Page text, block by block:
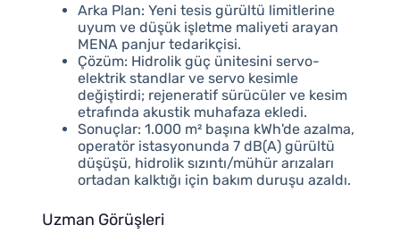
Arka Plan: Yeni tesis gürültü limitlerine
uyum ve düşük işletme maliyeti arayan
MENA panjur tedarikçisi.
Çözüm: Hidrolik güç ünitesini servo-
elektrik standlar ve servo kesimle
değiştirdi; rejeneratif sürücüler ve kesim
etrafında akustik muhafaza ekledi.
Sonuçlar: 1.000 m² başına kWh'de azalma,
operatör istasyonunda 7 dB(A) gürültü
düşüşü, hidrolik sızıntı/mühür arızaları
ortadan kalktığı için bakım duruşu azaldı.
Uzman Görüşleri